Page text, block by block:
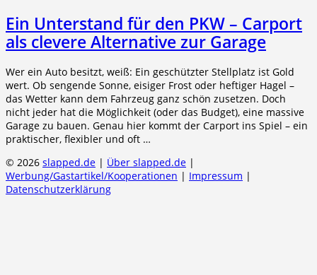
Ein Unterstand für den PKW – Carport
als clevere Alternative zur Garage
Wer ein Auto besitzt, weiß: Ein geschützter Stellplatz ist Gold
wert. Ob sengende Sonne, eisiger Frost oder heftiger Hagel –
das Wetter kann dem Fahrzeug ganz schön zusetzen. Doch
nicht jeder hat die Möglichkeit (oder das Budget), eine massive
Garage zu bauen. Genau hier kommt der Carport ins Spiel – ein
praktischer, flexibler und oft …
© 2026 slapped.de | Über slapped.de |
Werbung/Gastartikel/Kooperationen | Impressum |
Datenschutzerklärung